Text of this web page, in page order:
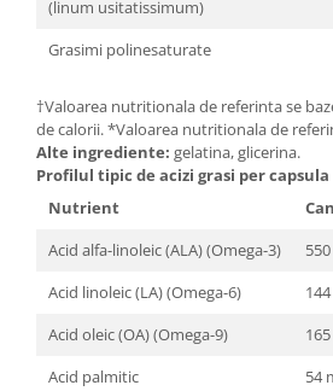
Produse Apicole
Cacao
(linum usitatissimum)
Grasimi polinesaturate
†Valoarea nutritionala de referinta se
de calorii. *Valoarea nutritionala de
Alte ingrediente: gelatina, glicerina.
Profilul tipic de acizi grasi per capsula
Nutrient
Acid alfa-linoleic (ALA) (Omega-3)
Acid linoleic (LA) (Omega-6)
Acid oleic (OA) (Omega-9)
Acid palmitic
54